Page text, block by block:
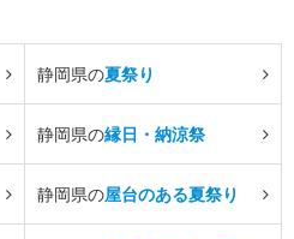
静岡県の夏祭り
静岡県の縁日・納涼祭
静岡県の屋台のある夏祭り